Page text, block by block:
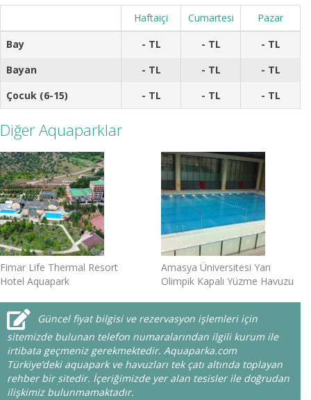
Haftaiçi Cumartesi
Pazar
Bay
- TL - TL
- TL
Bayan
- TL - TL
- TL
Çocuk (6-15)
- TL - TL - TL
Diğer Aquaparklar
Fimar Life Thermal Resort
Hotel Aquapark
Amasya Üniversitesi Yarı
Olimpik Kapalı Yüzme Havuzu
Güncel fiyat bilgisi ve rezervasyon işlemleri için
sitemizde bulunan telefon numaralarından ilgili kurum ile
irtibata geçmeniz gerekmektedir. Aquaparka.com
Türkiye’deki aquapark ve havuzları tek çatı altında toplayan
rehber bir sitedir. İçeriğimizde yer alan tesisler ile doğrudan
ilişkimiz bulunmamaktadır.